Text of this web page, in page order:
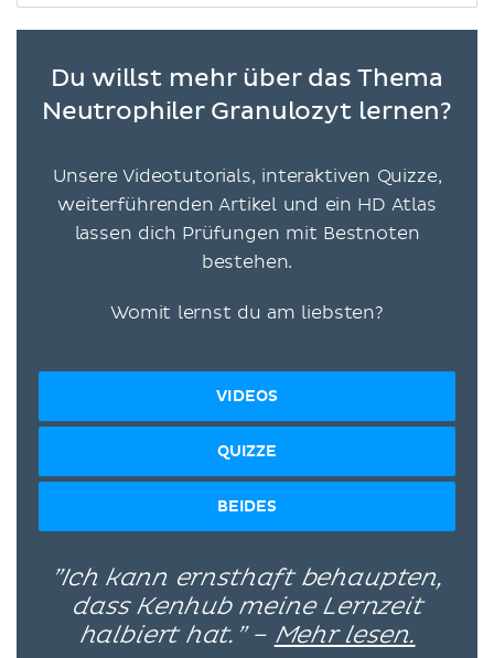
Du willst mehr über das Thema
Neutrophiler Granulozyt lernen?
Unsere Videotutorials, interaktiven Quizze,
weiterführenden Artikel und ein HD Atlas
lassen dich Prüfungen mit Bestnoten
bestehen.
Womit lernst du am liebsten?
VIDEOS
QUIZZE
BEIDES
”Ich kann ernsthaft behaupten,
dass Kenhub meine Lernzeit
halbiert hat.” – Mehr lesen.